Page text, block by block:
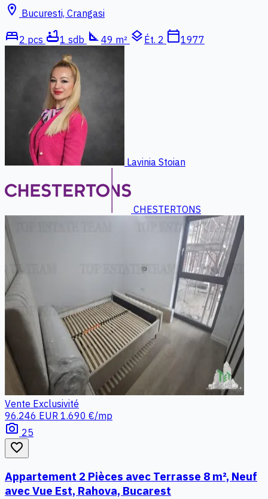
location_on Bucuresti, Crangasi
bed2 pcs bathtub1 sdb square_foot 49 m² layers Ét. 2 calendar_today1977
Lavinia Stoian
CHESTERTONS
Vente Exclusivité
96.246 EUR 1.690 €/mp
photo_camera 25
favorite_border
Appartement 2 Pièces avec Terrasse 8 m², Neuf
avec Vue Est, Rahova, Bucarest